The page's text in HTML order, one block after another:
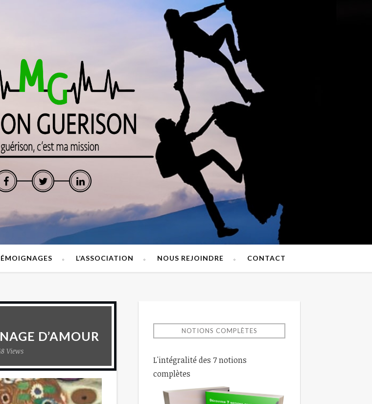
L’ASSOCIATION NOUS REJOINDRE CONTACT
D’AMOUR
Views
NOTIONS COMPLÈTES
L'intégralité des 7 notions
complètes